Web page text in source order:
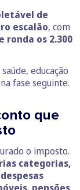
de
escalão, com
os 2.300
educação
fase seguinte.
que
o imposto.
categorias,